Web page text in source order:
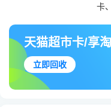
卡
天猫超市卡/享
立即回收